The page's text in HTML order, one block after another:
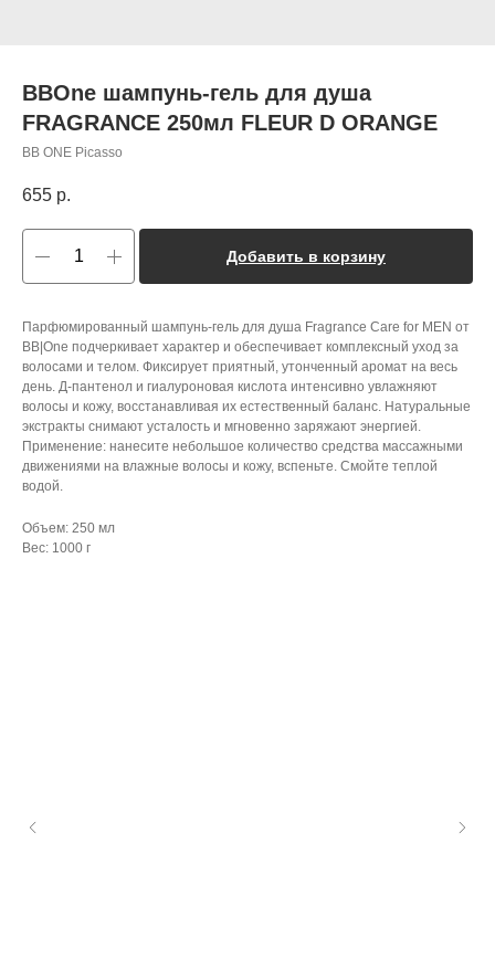
BBOne шампунь-гель для душа
FRAGRANCE 250мл FLEUR D ORANGE
BB ONE Picasso
655 р.
Добавить в корзину
Парфюмированный шампунь-гель для душа Fragrance Care for МЕN от
BB|One подчеркивает характер и обеспечивает комплексный уход за
волосами и телом. Фиксирует приятный, утонченный аромат на весь
день. Д-пантенол и гиалуроновая кислота интенсивно увлажняют
волосы и кожу, восстанавливая их естественный баланс. Натуральные
экстракты снимают усталость и мгновенно заряжают энергией.
Применение: нанесите небольшое количество средства массажными
движениями на влажные волосы и кожу, вспеньте. Смойте теплой
водой.
Объем: 250 мл
Вес: 1000 г